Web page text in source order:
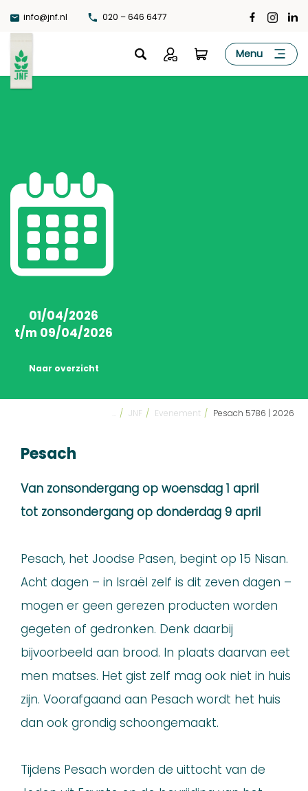
naar
de
inhoud
info@jnf.nl 020 – 646 6477
JNF Menu
01/04/2026
t/m 09/04/2026
Naar overzicht
/ JNF / Evenement / Pesach 5786 | 2026
Pesach
Van zonsondergang op woensdag 1 april
tot zonsondergang op donderdag 9 april
Pesach, het Joodse Pasen, begint op 15 Nisan.
Acht dagen – in Israël zelf is dit zeven dagen –
mogen er geen gerezen producten worden
gegeten of gedronken. Denk daarbij
bijvoorbeeld aan brood. In plaats daarvan eet
men matses. Het gist zelf mag ook niet in huis
zijn. Voorafgaand aan Pesach wordt het huis
dan ook grondig schoongemaakt.
Tijdens Pesach worden de uittocht van de